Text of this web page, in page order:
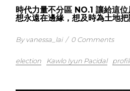
時代力量不分區 NO.1 讓給這
想永遠在邊緣，想及時為土地把
By vanessa_lai / 0 Comments
election Kawlo Iyun Pacidal